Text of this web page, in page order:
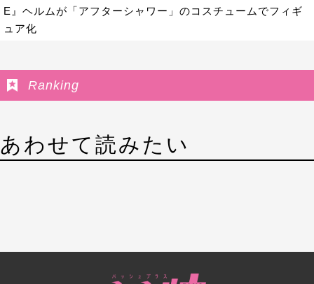
E』ヘルムが「アフターシャワー」のコスチュームでフィギ
ュア化
Ranking
あわせて読みたい